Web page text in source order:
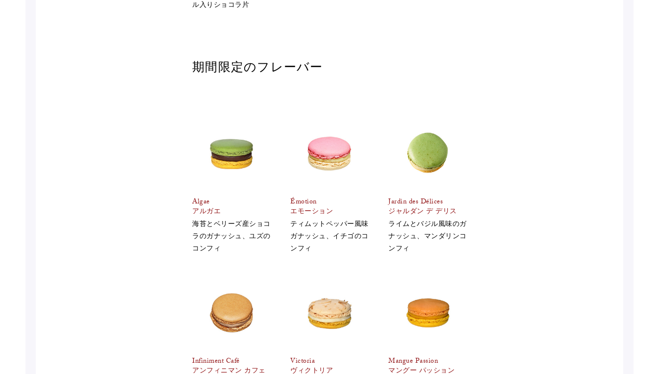
ル入りショコラ片
期間限定のフレーバー
Algae
アルガエ
海苔とベリーズ産ショコ
ラのガナッシュ、ユズの
コンフィ
Émotion
エモーション
ティムットペッパー風味
ガナッシュ、イチゴのコ
ンフィ
Jardin des Délices
ジャルダン デ デリス
ライムとバジル風味のガ
ナッシュ、マンダリンコ
ンフィ
Infiniment Café
アンフィニマン カフェ
Victoria
ヴィクトリア
Mangue Passion
マングー パッション